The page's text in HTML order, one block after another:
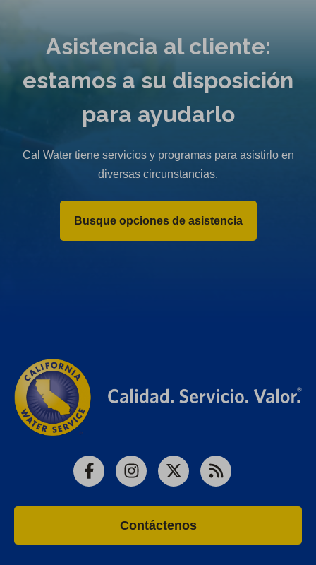
Asistencia al cliente:
estamos a su disposición
para ayudarlo
Cal Water tiene servicios y programas para asistirlo en
diversas circunstancias.
Busque opciones de asistencia
FacebookInstagram
X RSS
Contáctenos